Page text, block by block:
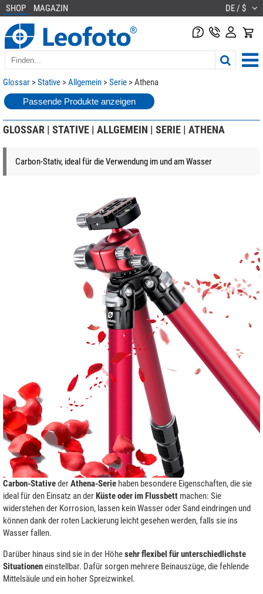
SHOP MAGAZIN DE / $
Glossar >Stative >Allgemein >Serie > Athena
Passende Produkte anzeigen
GLOSSAR | STATIVE | ALLGEMEIN | SERIE | ATHENA
Carbon-Stativ, ideal für die Verwendung im und am Wasser
Carbon-StativederAthena-Serie haben besondere Eigenschaften, die sie
ideal für den Einsatz an derKüste oder im Flussbett machen: Sie
widerstehen der Korrosion, lassen kein Wasser oder Sand eindringen und
können dank der roten Lackierung leicht gesehen werden, falls sie ins
Wasser fallen.
Darüber hinaus sind sie in der Höhesehr flexibel für unterschiedlichste
Situationeneinstellbar. Dafür sorgen mehrere Beinauszüge, die fehlende
Mittelsäule und ein hoher Spreizwinkel.